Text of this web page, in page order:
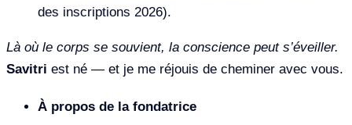
des inscriptions 2026).
Là où le corps se souvient, la conscience peut s’éveiller.
Savitri est né — et je me réjouis de cheminer avec vous.
À propos de la fondatrice